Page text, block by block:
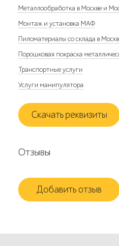
Металлообработка в Москве и
Монтаж и установка МАФ
Пиломатериалы со склада в
Порошковая покраска
Транспортные услуги
Услуги манипулятора
Скачать реквизиты
Отзывы
Добавить отзыв